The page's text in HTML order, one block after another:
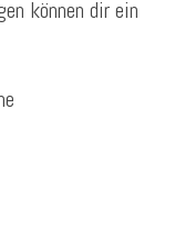
können dir ein